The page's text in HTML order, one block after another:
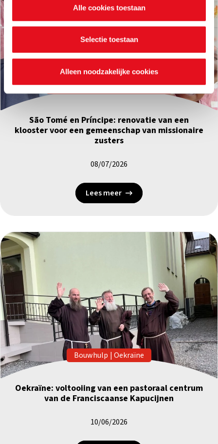
waarvoor ze dienen en hoelang ze geldig blijven. Je kan
je voorkeuren ook op elk moment wijzigen via de cookie
Alle cookies toestaan
Selectie toestaan
Alleen noodzakelijke cookies
Bouwhulp|São Tomé en Príncipe
São Tomé en Príncipe: renovatie van een
klooster voor een gemeenschap van missionaire
zusters
08/07/2026
Lees meer
Bouwhulp | Oekraïne
Oekraïne: voltooiing van een pastoraal centrum
van de Franciscaanse Kapucijnen
10/06/2026